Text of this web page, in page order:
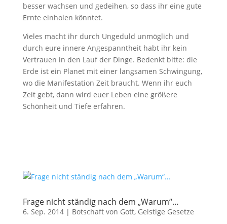
besser wachsen und gedeihen, so dass ihr eine gute
Ernte einholen könntet.
Vieles macht ihr durch Ungeduld unmöglich und
durch eure innere Angespanntheit habt ihr kein
Vertrauen in den Lauf der Dinge. Bedenkt bitte: die
Erde ist ein Planet mit einer langsamen Schwingung,
wo die Manifestation Zeit braucht. Wenn ihr euch
Zeit gebt, dann wird euer Leben eine größere
Schönheit und Tiefe erfahren.
Frage nicht ständig nach dem „Warum“…
6. Sep. 2014| Botschaft von Gott, Geistige Gesetze